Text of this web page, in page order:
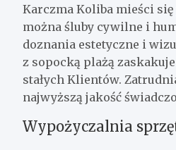
Karczma Koliba mieści
można śluby cywilne i
doznania estetyczne i
z sopocką plażą
stałych Klientów.
najwyższą jakość
Wypożyczalnia